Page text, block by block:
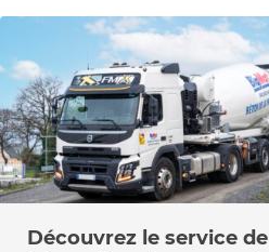
Découvrez le service de